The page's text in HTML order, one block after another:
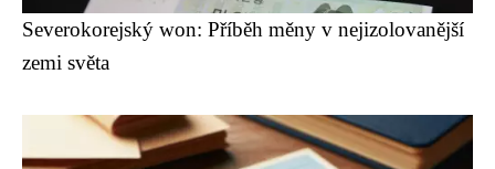
Severokorejský won: Příběh měny v nejizolovanější
zemi světa